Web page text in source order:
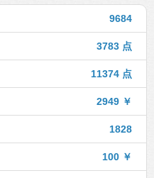
9684
3783 点
11374 点
2949 ￥
1828
100 ￥